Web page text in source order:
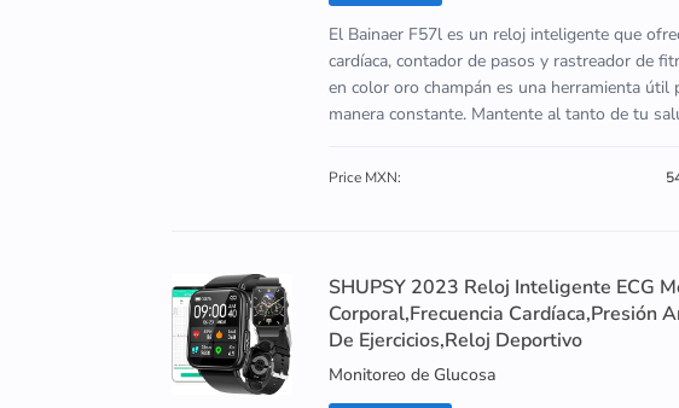
El Bainaer F57l es un reloj inteligente que
cardíaca, contador de pasos y rastreador de
en color oro champán es una herramienta
manera constante. Mantente al tanto de tu
Price MXN:
SHUPSY 2023 Reloj Inteligente ECG
Corporal,Frecuencia Cardíaca,Presión
De Ejercicios,Reloj Deportivo
Monitoreo de Glucosa